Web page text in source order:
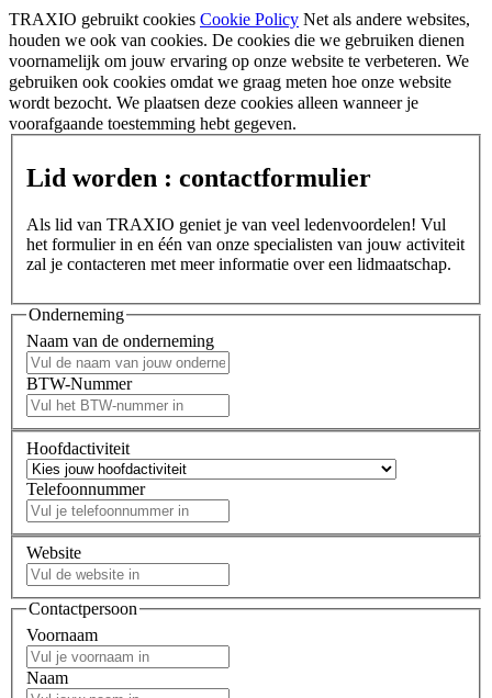
TRAXIO gebruikt cookies Cookie Policy Net als andere websites,
houden we ook van cookies. De cookies die we gebruiken dienen
voornamelijk om jouw ervaring op onze website te verbeteren. We
gebruiken ook cookies omdat we graag meten hoe onze website
wordt bezocht. We plaatsen deze cookies alleen wanneer je
voorafgaande toestemming hebt gegeven.
Lid worden : contactformulier
Als lid van TRAXIO geniet je van veel ledenvoordelen! Vul
het formulier in en één van onze specialisten van jouw activiteit
zal je contacteren met meer informatie over een lidmaatschap.
Onderneming
Naam van de onderneming
BTW-Nummer
Hoofdactiviteit
Telefoonnummer
Website
Contactpersoon
Voornaam
Naam